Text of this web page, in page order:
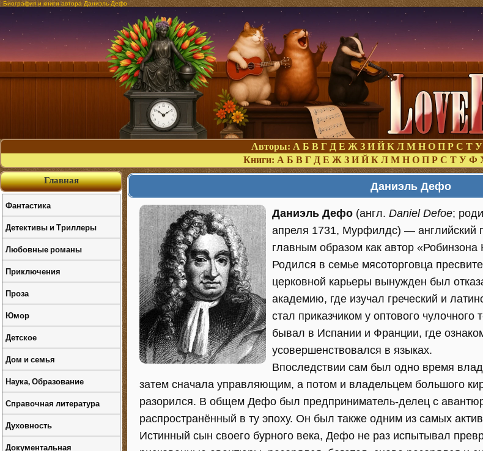
Биография и книги автора Даниэль Дефо
Авторы: А Б В Г Д Е Ж З И Й К Л М Н О П Р С Т У
Книги: А Б В Г Д Е Ж З И Й К Л М Н О П Р С Т У Ф
Даниэль Дефо
Даниэль Дефо (англ. Daniel Defoe;
апреля 1731, Мурфилдс) — английский
главным образом как автор «Робинзона
Родился в семье мясоторговца
церковной карьеры вынужден был
академию, где изучал греческий и
стал приказчиком у оптового
бывал в Испании и Франции, где
усовершенствовался в языках.
Впоследствии сам был одно время
затем сначала управляющим, а потом и владельцем большого
разорился. В общем Дефо был предприниматель-делец с
распространённый в ту эпоху. Он был также одним из самых
Истинный сын своего бурного века, Дефо не раз испытывал
Главная
Фантастика
Детективы и Триллеры
Любовные романы
Приключения
Проза
Юмор
Детское
Дом и семья
Наука, Образование
Справочная литература
Духовность
Документальная